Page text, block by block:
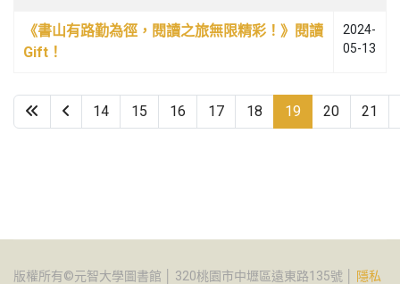
《書山有路勤為徑，閱讀之旅無限精彩！》閱讀
Gift！
2024-
05-13
第 19 頁，共 65 頁
14 15 16 17 18 19 20 21
版權所有©元智大學圖書館 │ 320桃園市中壢區遠東路135號 │ 隱私